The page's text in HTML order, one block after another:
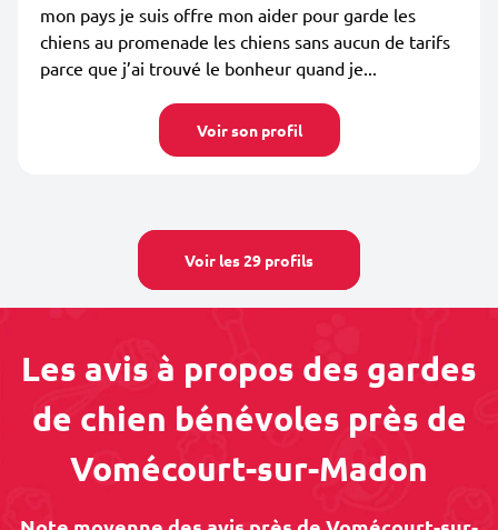
mon pays je suis offre mon aider pour garde les
chiens au promenade les chiens sans aucun de tarifs
parce que j’ai trouvé le bonheur quand je...
Voir son profil
Voir les 29 profils
Les avis à propos des gardes
de chien bénévoles près de
Vomécourt-sur-Madon